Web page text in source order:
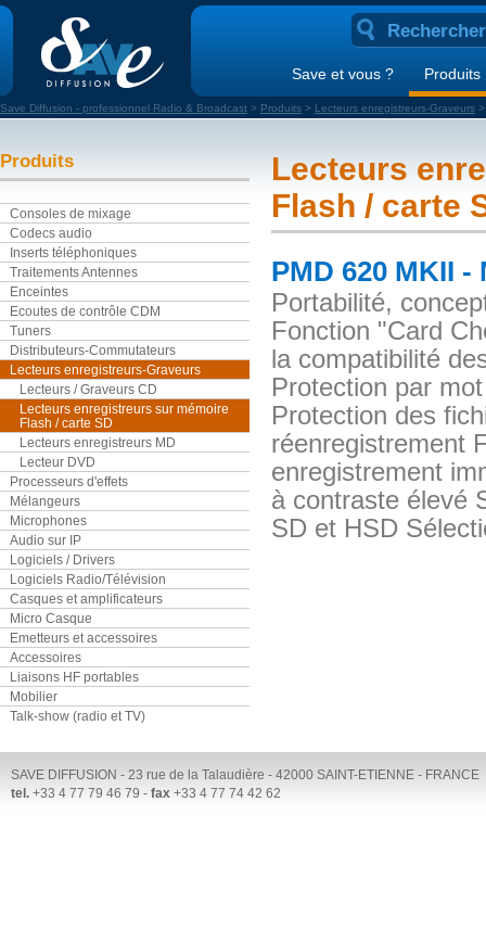
Save et vous ? Produits
Save Diffusion - professionnel Radio & Broadcast > Produits > Lecteurs enregistreurs-Graveurs
Produits
Consoles de mixage
Codecs audio
Inserts téléphoniques
Traitements Antennes
Enceintes
Ecoutes de contrôle CDM
Tuners
Distributeurs-Commutateurs
Lecteurs enregistreurs-Graveurs
Lecteurs / Graveurs CD
Lecteurs enregistreurs sur mémoire
Flash / carte SD
Lecteurs enregistreurs MD
Lecteur DVD
Processeurs d'effets
Mélangeurs
Microphones
Audio sur IP
Logiciels / Drivers
Logiciels Radio/Télévision
Casques et amplificateurs
Micro Casque
Emetteurs et accessoires
Accessoires
Liaisons HF portables
Mobilier
Talk-show (radio et TV)
Lecteurs
Flash / carte
PMD 620 MKII -
Portabilité,
Fonction "Card
la compatibilité
Protection par
Protection des
réenregistrement
enregistrement
à contraste élevé
SD et HSD
SAVE DIFFUSION - 23 rue de la Talaudière - 42000 SAINT-ETIENNE - FRANCE
tel. +33 4 77 79 46 79 - fax +33 4 77 74 42 62